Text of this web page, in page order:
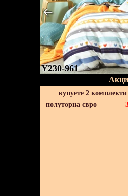
Y230-961
купуете 2
полуторна євро